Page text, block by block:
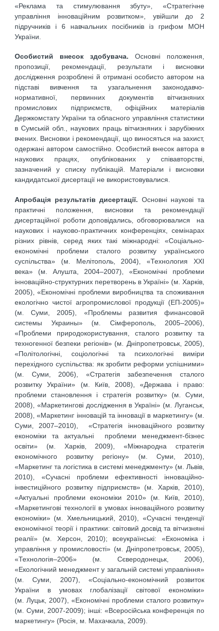
«Реклама та стимулювання збуту», «Стратегічне
управління інноваційним розвитком», увійшли до 2
підручників і 6 навчальних посібників із грифом МОН
України.
Особистий внесок здобувача. Основні положення,
пропозиції, рекомендації, результати і висновки
дослідження розроблені й отримані особисто автором на
підставі вивчення та узагальнення законодавчо-
нормативної, первинних документів вітчизняних
промислових підприємств, офіційних матеріалів
Держкомстату України та обласного управління статистики
в Сумській обл., наукових праць вітчизняних і зарубіжних
вчених. Висновки і рекомендації, що виносяться на захист,
одержані автором самостійно. Особистий внесок автора в
наукових працях, опублікованих у співавторстві,
зазначений у списку публікацій. Матеріали і висновки
кандидатської дисертації не використовувалися.
Апробація результатів дисертації. Основні наукові та
практичні положення, висновки та рекомендації
дисертаційної роботи доповідались, обговорювалися на
наукових і науково-практичних конференціях, семінарах
різних рівнів, серед яких такі міжнародні: «Соціально-
економічні проблеми сталого розвитку українського
суспільства» (м. Мелітополь, 2004), «Технология ХХІ
века» (м. Алушта, 2004–2007), «Економічні проблеми
інноваційно-структурних перетворень в Україні» (м. Харків,
2005), «Економічні проблеми виробництва та споживання
екологічно чистої агропромислової продукції (ЕП-2005)»
(м. Суми, 2005), «Проблемы развития финансовой
системы Украины» (м. Сімферополь, 2005–2006),
«Проблеми природокористування, сталого розвитку та
техногенної безпеки регіонів» (м. Дніпропетровськ, 2005),
«Політологічні, соціологічні та психологічні виміри
перехідного суспільства: як зробити реформи успішними»
(м. Суми, 2006), «Стратегія забезпечення сталого
розвитку України» (м. Київ, 2008), «Держава і право:
проблеми становлення і стратегія розвитку» (м. Суми,
2008), «Маркетингові дослідження в Україні» (м. Луганськ,
2008), «Маркетинг інновацій та інновації в маркетингу» (м.
Суми, 2007–2010), «Стратегія інноваційного розвитку
економіки та актуальні проблеми менеджмент-бізнес
освіти» (м. Харків, 2009), «Міжнародна стратегія
економічного розвитку регіону» (м. Суми, 2010),
«Маркетинг та логістика в системі менеджменту» (м. Львів,
2010), «Сучасні проблеми ефективності інноваційно-
інвестиційного розвитку підприємств» (м. Харків, 2010),
«Актуальні проблеми економіки 2010» (м. Київ, 2010),
«Маркетингові технології в умовах інноваційного розвитку
економіки» (м. Хмельницький, 2010), «Сучасні тенденції
економічної теорії і практики: світовий досвід та вітчизняні
реалії» (м. Херсон, 2010); всеукраїнські: «Економіка і
управління у промисловості» (м. Дніпропетровськ, 2005),
«Технологія–2006» (м. Сєверодонецьк, 2006),
«Екологічний менеджмент у загальній системі управління»
(м. Суми, 2007), «Соціально-економічний розвиток
України в умовах глобалізації світової економіки»
(м. Луцьк, 2007), «Економічні проблеми сталого розвитку»
(м. Суми, 2007-2009); інші: «Всеросійська конференція по
маркетингу» (Росія, м. Махачкала, 2009).